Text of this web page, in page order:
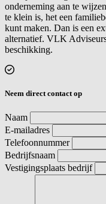
onderneming aan te
te klein is, het een
kunt maken. Dan is een
alternatief. VLK
beschikking.
Neem direct contact op
Naam
E-mailadres
Telefoonnummer
Bedrijfsnaam
Vestigingsplaats bedrijf